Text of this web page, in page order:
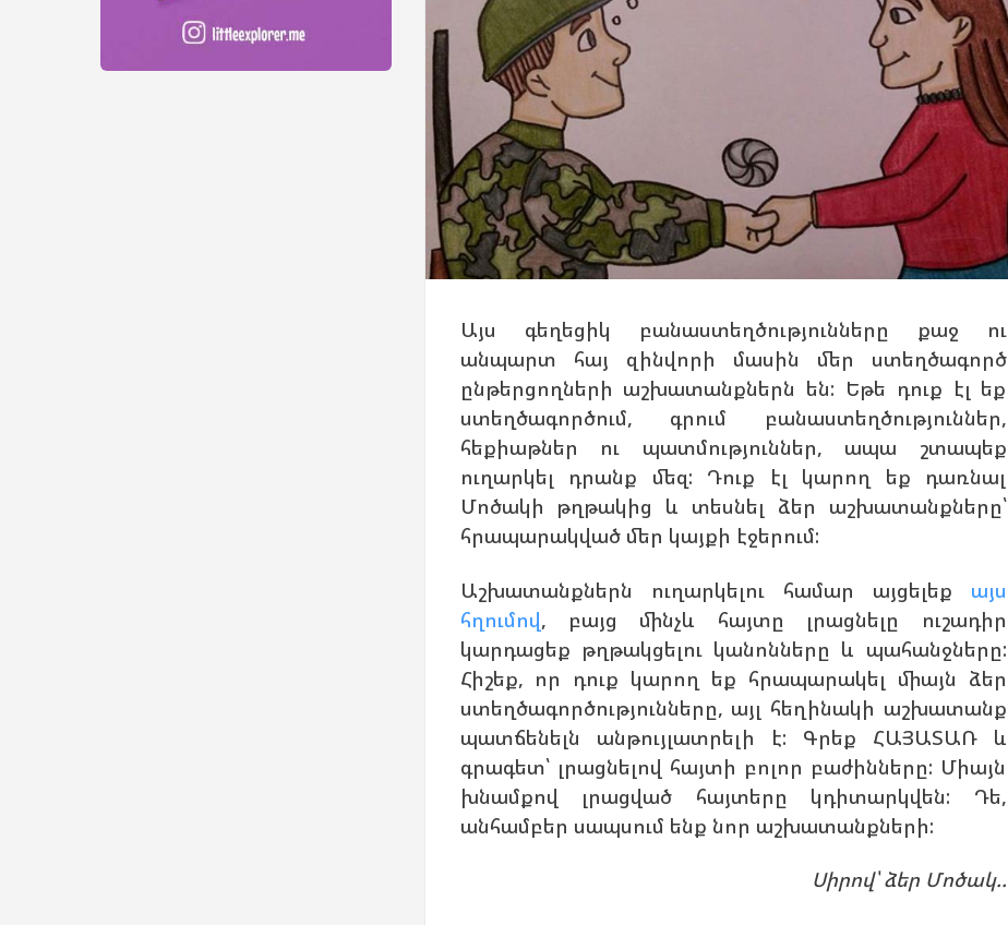
Այս գեղեցիկ բանաստեղծությունները քաջ ու
անպարտ հայ զինվորի մասին մեր ստեղծագործ
ընթերցողների աշխատանքներն են: Եթե դուք էլ եք
ստեղծագործում, գրում բանաստեղծություններ,
հեքիաթներ ու պատմություններ, ապա շտապեք
ուղարկել դրանք մեզ: Դուք էլ կարող եք դառնալ
Մոծակի թղթակից և տեսնել ձեր աշխատանքները՝
հրապարակված մեր կայքի էջերում:
Աշխատանքներն ուղարկելու համար այցելեք այս
հղումով, բայց մինչև հայտը լրացնելը ուշադիր
կարդացեք թղթակցելու կանոնները և պահանջները:
Հիշեք, որ դուք կարող եք հրապարակել միայն ձեր
ստեղծագործությունները, այլ հեղինակի աշխատանք
պատճենելն անթույլատրելի է: Գրեք ՀԱՅԱՏԱՌ և
գրագետ՝ լրացնելով հայտի բոլոր բաժինները: Միայն
խնամքով լրացված հայտերը կդիտարկվեն: Դե,
անհամբեր սապսում ենք նոր աշխատանքների:
Սիրով՝ ձեր Մոծակ..